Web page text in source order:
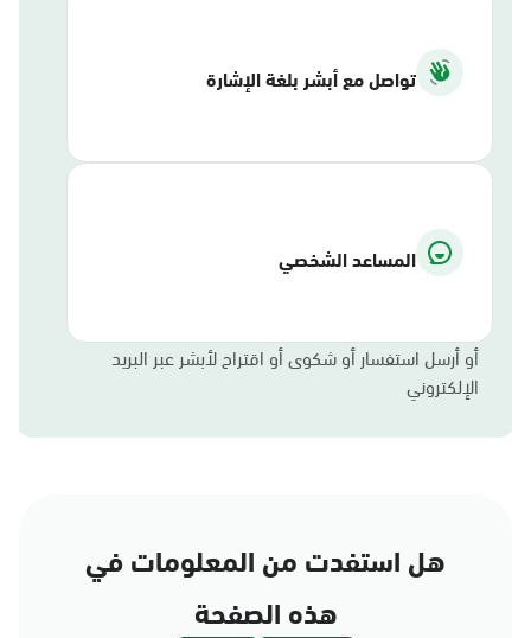
تواصل مع أبشر بلغة الإشارة
المساعد الشخصي
أو أرسل استفسار أو شكوى أو اقتراح لأبشر عبر البريد
الإلكتروني
هل استفدت من المعلومات في
هذه الصفحة